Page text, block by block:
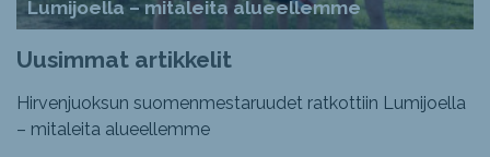
Lumijoella – mitaleita alueellemme
Uusimmat artikkelit
Hirvenjuoksun suomenmestaruudet ratkottiin Lumijoella
– mitaleita alueellemme